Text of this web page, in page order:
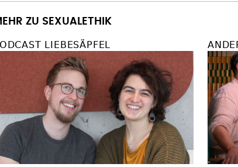
ZU SEXUALETHIK
LIEBESÄPFEL